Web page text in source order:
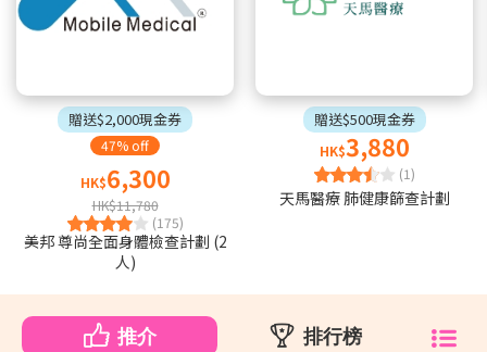
贈送$2,000現金券
47% off
HK$6,300
HK$11,780
(175)
美邦 尊尚全面身體檢查計劃 (2
人)
贈送$500現金券
HK$3,880
(1)
天馬醫療 肺健康篩查計劃
推介 排行榜